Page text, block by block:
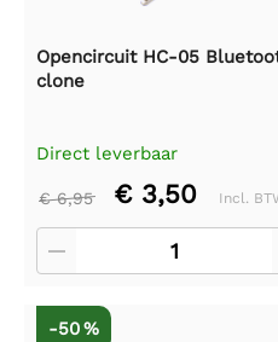
Opencircuit HC-05
clone
Direct leverbaar
€ 6,95 € 3,50 Incl.
-50 %